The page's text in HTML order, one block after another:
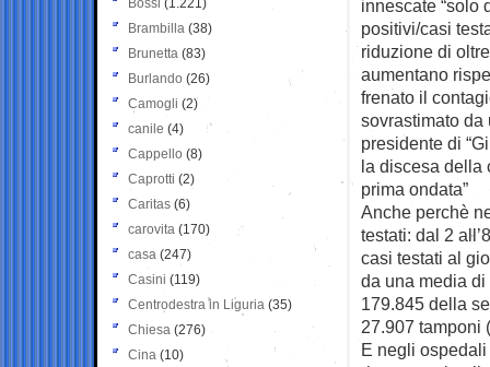
innescate “solo
positivi/casi
riduzione di
aumentano
frenato il
sovrastimato da
presidente di
la discesa della
prima ondata”
Anche perchè
testati: dal 2
casi testati al
da una media
179.845 della
27.907 tamponi
E negli
Bossi (1.221)
Brambilla (38)
Brunetta (83)
Burlando (26)
Camogli (2)
canile (4)
Cappello (8)
Caprotti (2)
Caritas (6)
carovita (170)
casa (247)
Casini (119)
Centrodestra in Liguria (35)
Chiesa (276)
Cina (10)